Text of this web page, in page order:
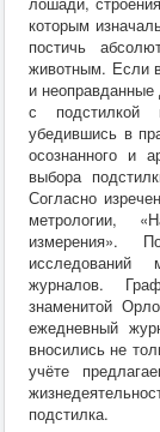
которым
постичь
животным. Если
и
с подстилкой
убедившись в
осознанного и
выбора
Согласно
метрологии,
измерения».
исследований
журналов.
знаменитой
ежедневный
вносились не
учёте
подстилка.